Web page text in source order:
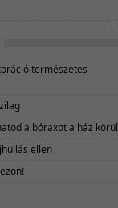
természetes
a bóraxot a ház körül
ellen